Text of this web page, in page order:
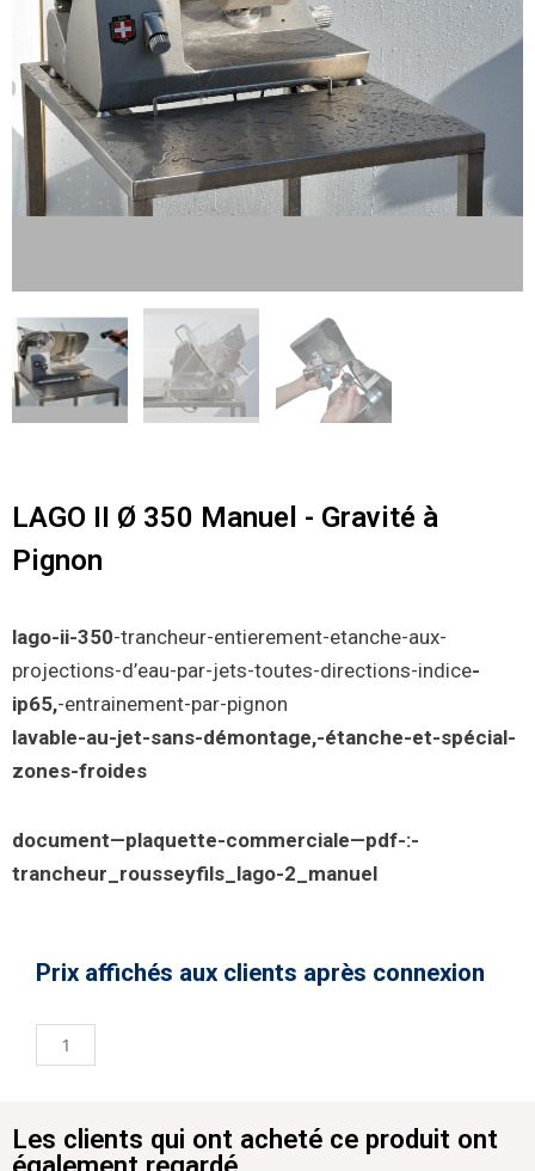
LAGO II Ø 350 Manuel - Gravité à
Pignon
lago-ii-350-trancheur-entierement-etanche-aux-
projections-d’eau-par-jets-toutes-directions-indice-
ip65,-entrainement-par-pignon
lavable-au-jet-sans-démontage,-étanche-et-spécial-
zones-froides
document—plaquette-commerciale—pdf-:-
trancheur_rousseyfils_lago-2_manuel
Prix affichés aux clients après connexion
Les clients qui ont acheté ce produit ont